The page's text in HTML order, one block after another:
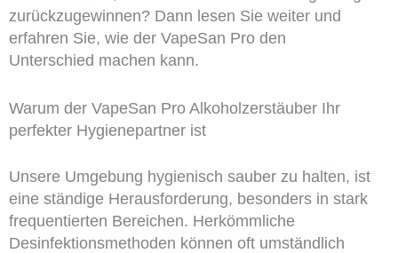
zurückzugewinnen? Dann lesen Sie weiter und
erfahren Sie, wie der VapeSan Pro den
Unterschied machen kann.
Warum der VapeSan Pro Alkoholzerstäuber Ihr
perfekter Hygienepartner ist
Unsere Umgebung hygienisch sauber zu halten, ist
eine ständige Herausforderung, besonders in stark
frequentierten Bereichen. Herkömmliche
Desinfektionsmethoden können oft umständlich